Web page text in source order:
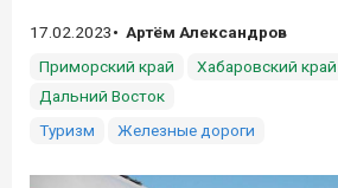
17.02.2023
Артём Александров
Приморский край
Хабаровский край
Дальний Восток
Туризм
Железные дороги